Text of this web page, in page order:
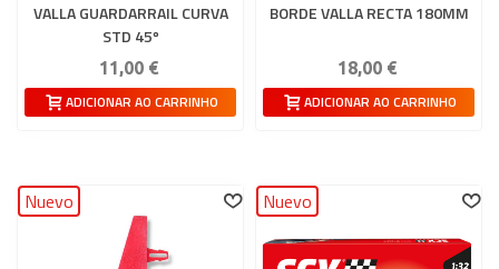
VALLA GUARDARRAIL CURVA
STD 45º
11,00 €
ADICIONAR AO CARRINHO
BORDE VALLA RECTA 180MM
18,00 €
ADICIONAR AO CARRINHO
Nuevo Nuevo